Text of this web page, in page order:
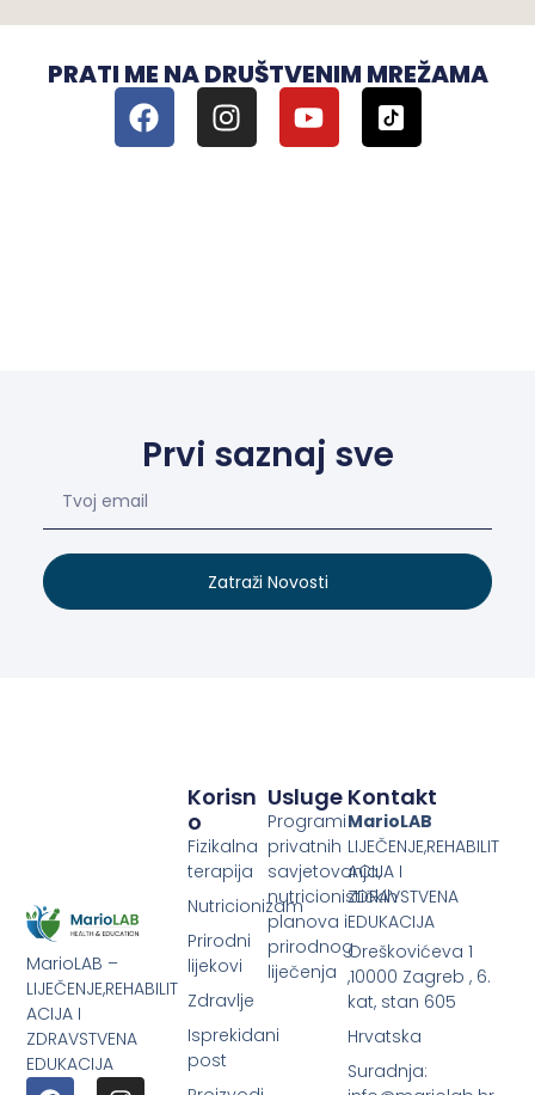
PRATI ME NA DRUŠTVENIM MREŽAMA
Prvi saznaj sve
Zatraži Novosti
MarioLAB –
LIJEČENJE,REHABILIT
ACIJA I
ZDRAVSTVENA
EDUKACIJA
Usluge
Programi
privatnih
savjetovanja,
nutricionističkih
planova i
prirodnog
liječenja
Korisn
O
Fizikalna
terapija
Nutricionizam
Prirodni
lijekovi
Zdravlje
Isprekidani
post
Kontakt
MarioLAB
LIJEČENJE,REHABILIT
ACIJA I
ZDRAVSTVENA
EDUKACIJA
Oreškovićeva 1
,10000 Zagreb , 6.
kat, stan 605
Hrvatska
Suradnja: